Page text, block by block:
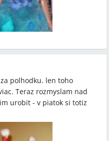
polhodku. len toho
Teraz rozmyslam nad
urobit - v piatok si totiz